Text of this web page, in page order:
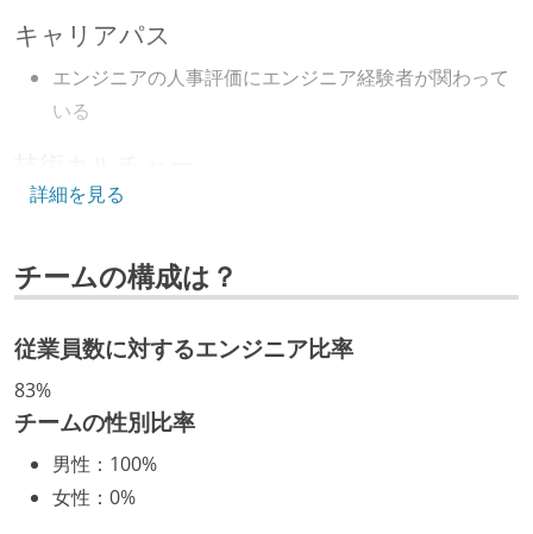
キャリアパス
エンジニアの人事評価にエンジニア経験者が関わって
いる
CTO またはそれに準じる、技術やワークフローの標準
取締役（社内）または執行役員として、エンジニアリ
ング部門の人間が経営に参加している
経営トップがエンジニア出身、または現役のエンジニ
開発メンバーの裁量
OS やエディタ、IDE といった個人の環境は、各自の責
任で好きなものを使うことができる
詳細を見る
チームの構成は？
従業員数に対するエンジニア比率
83%
チームの性別比率
男性 ： 100%
女性 ： 0%